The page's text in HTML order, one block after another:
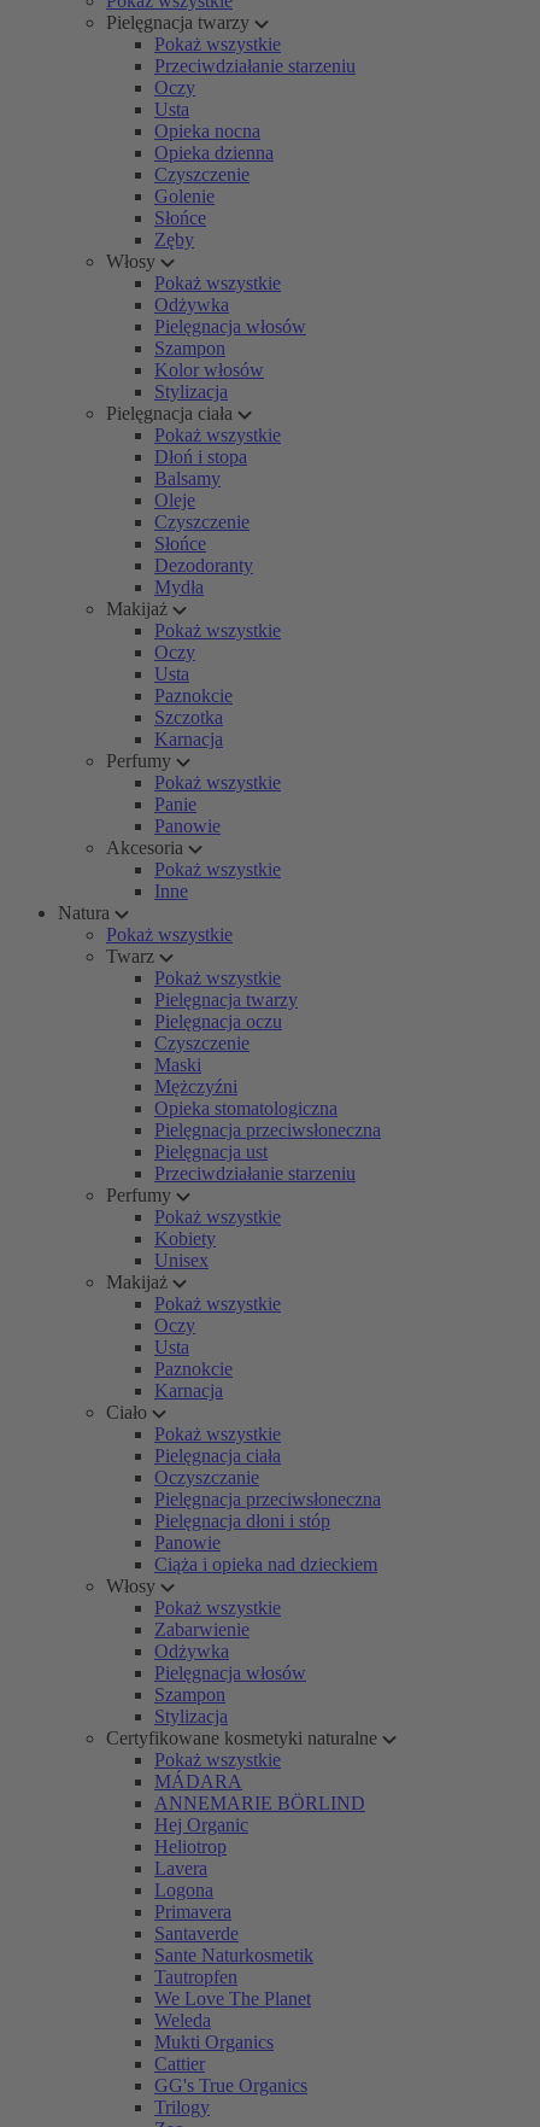
Pielęgnacja twarzy
Pokaż wszystkie
Przeciwdziałanie starzeniu
Oczy
Usta
Opieka nocna
Opieka dzienna
Czyszczenie
Golenie
Słońce
Zęby
Włosy
Pokaż wszystkie
Odżywka
Pielęgnacja włosów
Szampon
Kolor włosów
Stylizacja
Pielęgnacja ciała
Pokaż wszystkie
Dłoń i stopa
Balsamy
Oleje
Czyszczenie
Słońce
Dezodoranty
Mydła
Makijaż
Pokaż wszystkie
Oczy
Usta
Paznokcie
Szczotka
Karnacja
Perfumy
Pokaż wszystkie
Panie
Panowie
Akcesoria
Pokaż wszystkie
Inne
Natura
Pokaż wszystkie
Twarz
Pokaż wszystkie
Pielęgnacja twarzy
Pielęgnacja oczu
Czyszczenie
Maski
Mężczyźni
Opieka stomatologiczna
Pielęgnacja przeciwsłoneczna
Pielęgnacja ust
Przeciwdziałanie starzeniu
Perfumy
Pokaż wszystkie
Kobiety
Unisex
Makijaż
Pokaż wszystkie
Oczy
Usta
Paznokcie
Karnacja
Ciało
Pokaż wszystkie
Pielęgnacja ciała
Oczyszczanie
Pielęgnacja przeciwsłoneczna
Pielęgnacja dłoni i stóp
Panowie
Ciąża i opieka nad dzieckiem
Włosy
Pokaż wszystkie
Zabarwienie
Odżywka
Pielęgnacja włosów
Szampon
Stylizacja
Certyfikowane kosmetyki naturalne
Pokaż wszystkie
MÁDARA
ANNEMARIE BÖRLIND
Hej Organic
Heliotrop
Lavera
Logona
Primavera
Santaverde
Sante Naturkosmetik
Tautropfen
We Love The Planet
Weleda
Mukti Organics
Cattier
GG's True Organics
Trilogy